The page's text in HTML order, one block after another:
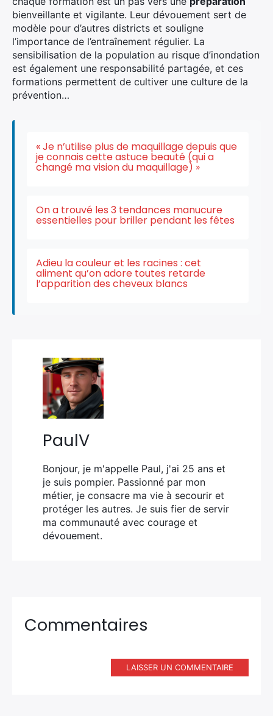
bienveillante et vigilante. Leur dévouement sert de
modèle pour d’autres districts et souligne
l’importance de l’entraînement régulier. La
sensibilisation de la population au risque d’inondation
est également une responsabilité partagée, et ces
formations permettent de cultiver une culture de la
prévention…
« Je n’utilise plus de maquillage depuis que
je connais cette astuce beauté (qui a
changé ma vision du maquillage) »
On a trouvé les 3 tendances manucure
essentielles pour briller pendant les fêtes
Adieu la couleur et les racines : cet
aliment qu’on adore toutes retarde
l’apparition des cheveux blancs
PaulV
Bonjour, je m'appelle Paul, j'ai 25 ans et
je suis pompier. Passionné par mon
métier, je consacre ma vie à secourir et
protéger les autres. Je suis fier de servir
ma communauté avec courage et
dévouement.
Commentaires
LAISSER UN COMMENTAIRE